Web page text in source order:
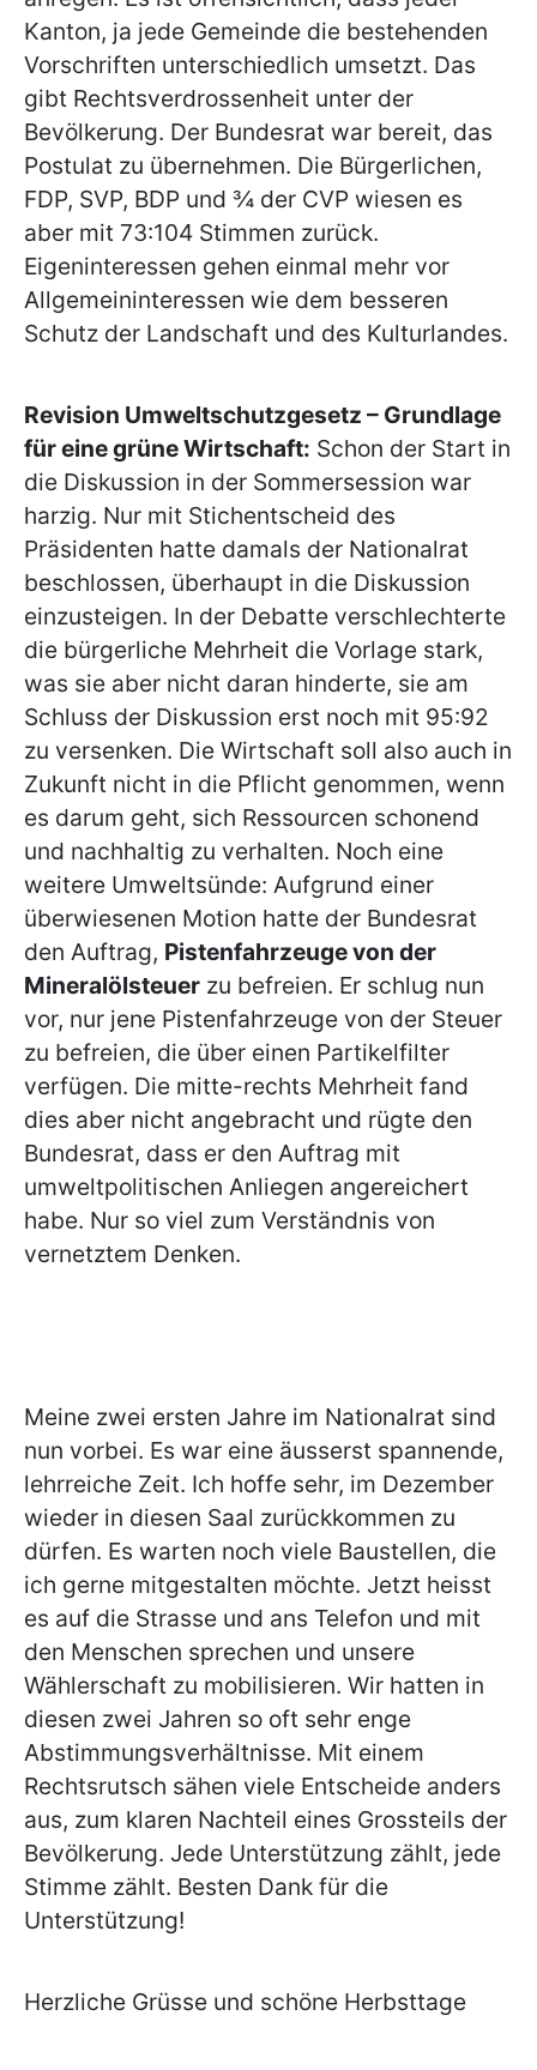
Kanton, ja jede Gemeinde die bestehenden
Vorschriften unterschiedlich umsetzt. Das
gibt Rechtsverdrossenheit unter der
Bevölkerung. Der Bundesrat war bereit, das
Postulat zu übernehmen. Die Bürgerlichen,
FDP, SVP, BDP und ¾ der CVP wiesen es
aber mit 73:104 Stimmen zurück.
Eigeninteressen gehen einmal mehr vor
Allgemeininteressen wie dem besseren
Schutz der Landschaft und des Kulturlandes.
Revision Umweltschutzgesetz – Grundlage
für eine grüne Wirtschaft: Schon der Start in
die Diskussion in der Sommersession war
harzig. Nur mit Stichentscheid des
Präsidenten hatte damals der Nationalrat
beschlossen, überhaupt in die Diskussion
einzusteigen. In der Debatte verschlechterte
die bürgerliche Mehrheit die Vorlage stark,
was sie aber nicht daran hinderte, sie am
Schluss der Diskussion erst noch mit 95:92
zu versenken. Die Wirtschaft soll also auch in
Zukunft nicht in die Pflicht genommen, wenn
es darum geht, sich Ressourcen schonend
und nachhaltig zu verhalten. Noch eine
weitere Umweltsünde: Aufgrund einer
überwiesenen Motion hatte der Bundesrat
den Auftrag, Pistenfahrzeuge von der
Mineralölsteuer zu befreien. Er schlug nun
vor, nur jene Pistenfahrzeuge von der Steuer
zu befreien, die über einen Partikelfilter
verfügen. Die mitte-rechts Mehrheit fand
dies aber nicht angebracht und rügte den
Bundesrat, dass er den Auftrag mit
umweltpolitischen Anliegen angereichert
habe. Nur so viel zum Verständnis von
vernetztem Denken.
Meine zwei ersten Jahre im Nationalrat sind
nun vorbei. Es war eine äusserst spannende,
lehrreiche Zeit. Ich hoffe sehr, im Dezember
wieder in diesen Saal zurückkommen zu
dürfen. Es warten noch viele Baustellen, die
ich gerne mitgestalten möchte. Jetzt heisst
es auf die Strasse und ans Telefon und mit
den Menschen sprechen und unsere
Wählerschaft zu mobilisieren. Wir hatten in
diesen zwei Jahren so oft sehr enge
Abstimmungsverhältnisse. Mit einem
Rechtsrutsch sähen viele Entscheide anders
aus, zum klaren Nachteil eines Grossteils der
Bevölkerung. Jede Unterstützung zählt, jede
Stimme zählt. Besten Dank für die
Unterstützung!
Herzliche Grüsse und schöne Herbsttage